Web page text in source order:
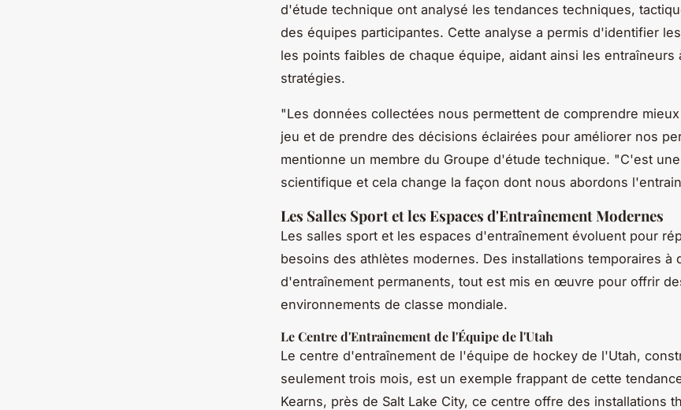
d'étude technique ont analysé les tendances techniques,
des équipes participantes. Cette analyse a permis d'identifier
les points faibles de chaque équipe, aidant ainsi les entraîneurs
stratégies.
"Les données collectées nous permettent de comprendre
jeu et de prendre des décisions éclairées pour améliorer nos
mentionne un membre du Groupe d'étude technique. "C'est
scientifique et cela change la façon dont nous abordons
Les Salles Sport et les Espaces d'Entraînement Modernes
Les salles sport et les espaces d'entraînement évoluent pour
besoins des athlètes modernes. Des installations temporaires à
d'entraînement permanents, tout est mis en œuvre pour offrir
environnements de classe mondiale.
Le Centre d'Entraînement de l'Équipe de l'Utah
Le centre d'entraînement de l'équipe de hockey de l'Utah,
seulement trois mois, est un exemple frappant de cette
Kearns, près de Salt Lake City, ce centre offre des installations